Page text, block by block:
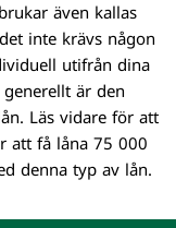
även kallas
inte krävs någon
utifrån dina
är den
Läs vidare för att
att få låna 75 000
denna typ av lån.